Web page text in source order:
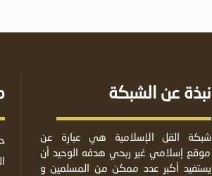
نبذة عن الشبكة
شبكة القل الإسلامية هي عبارة عن
موقع إسلامي غير ربحي هدفه الوحيد أن
يستفيد أكبر عدد ممكن من المسلمين و